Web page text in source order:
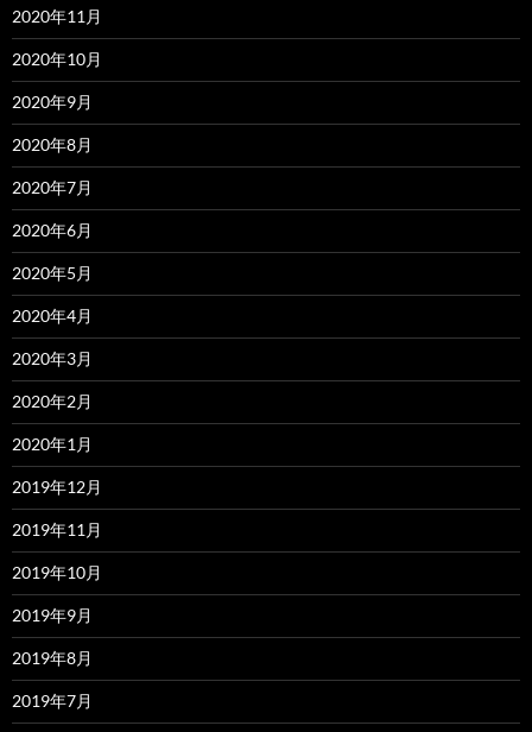
2020年11月
2020年10月
2020年9月
2020年8月
2020年7月
2020年6月
2020年5月
2020年4月
2020年3月
2020年2月
2020年1月
2019年12月
2019年11月
2019年10月
2019年9月
2019年8月
2019年7月